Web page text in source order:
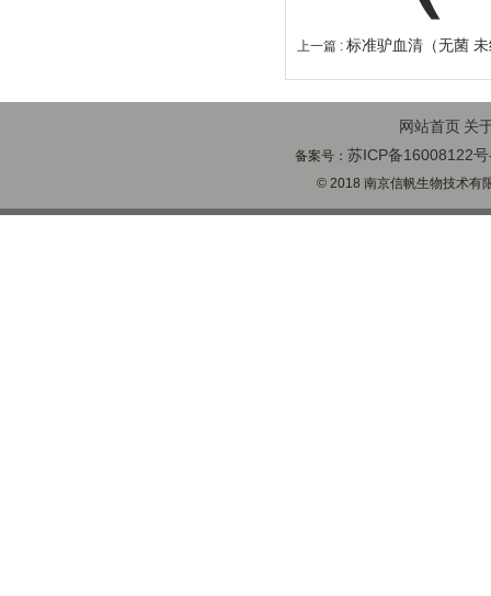
上一篇 : 标准驴血清（无菌
网站首页 关
备案号： 苏ICP备16008122
© 2018 南京信帆生物技术有